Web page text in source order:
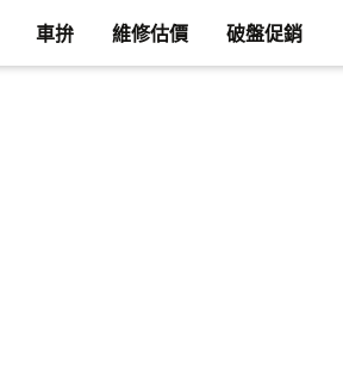
車拚 維修估價 破盤促銷